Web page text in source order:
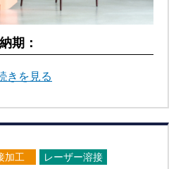
納期：
きを見る
加工
レーザー溶接